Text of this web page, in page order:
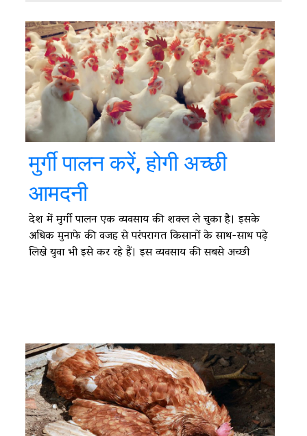
मुर्गी पालन करें, होगी अच्छी
आमदनी
देश में मुर्गी पालन एक व्यवसाय की शक्ल ले चुका है। इसके
अधिक मुनाफे की वजह से परंपरागत किसानों के साथ-साथ पढ़े
लिखे युवा भी इसे कर रहे हैं। इस व्यवसाय की सबसे अच्छी